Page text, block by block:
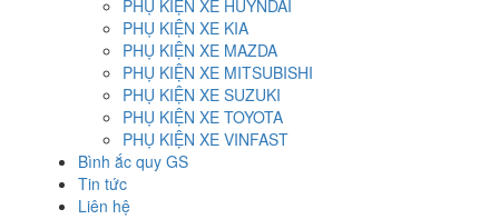
PHỤ KIỆN XE HUYNDAI
PHỤ KIỆN XE KIA
PHỤ KIỆN XE MAZDA
PHỤ KIỆN XE MITSUBISHI
PHỤ KIỆN XE SUZUKI
PHỤ KIỆN XE TOYOTA
PHỤ KIỆN XE VINFAST
Bình ắc quy GS
Tin tức
Liên hệ